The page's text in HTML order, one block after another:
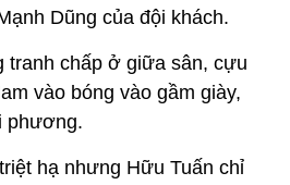
Dũng của đội khách.
tranh chấp ở giữa sân, cựu
vào bóng vào gầm giày,
phương.
hạ nhưng Hữu Tuấn chỉ